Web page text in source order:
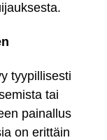
tyypillisesti
tai
painallus
on erittäin